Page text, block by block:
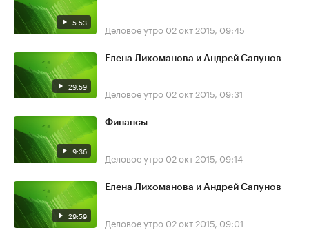
5:53 Деловое утро 02 окт 2015, 09:45
29:59
Елена Лихоманова и Андрей Сапунов
Деловое утро 02 окт 2015, 09:31
9:36
Финансы
Деловое утро 02 окт 2015, 09:14
29:59
Елена Лихоманова и Андрей Сапунов
Деловое утро 02 окт 2015, 09:01